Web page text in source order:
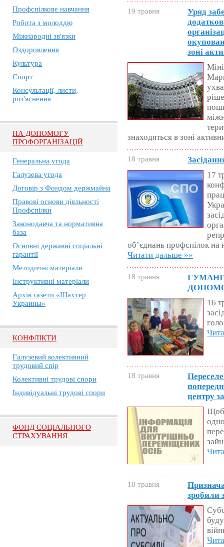
Профспілкове навчання
Робота з молоддю
Міжнародні зв'язки
Оздоровлення
Культура
Спорт
Консультації, листи,
роз'яснення
НА ДОПОМОГУ
ПРОФОРГАНІЗАЦІЙ
Генеральна угода
Галузева угода
Договір з Фондом держмайна
Правові основи діяльності
Профспілки
Законодавча та нормативна
база
Основні державні соціальні
гарантії
Методичні матеріали
Інструктивні матеріали
Архів газети «Шахтер
Украины»
КОНФЛІКТИ
Галузевий колективний
трудовий спір
Колективні трудові спори
Індивідуальні трудові спори
ФОНД СОЦІАЛЬНОГО
СТРАХУВАННЯ
19 травня
Уряд
зоні
знаходяться в зоні
18 травня
17
об’єднань профспілок на
Читати дальше »»
18 травня
16
18 травня
центру
Щоб
18 травня
зробили